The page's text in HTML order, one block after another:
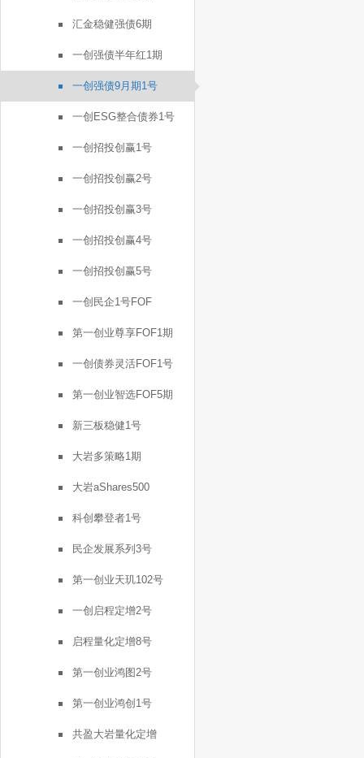
汇金稳健强债6期
一创强债半年红1期
一创强债9月期1号
一创ESG整合债券1号
一创招投创赢1号
一创招投创赢2号
一创招投创赢3号
一创招投创赢4号
一创招投创赢5号
一创民企1号FOF
第一创业尊享FOF1期
一创债券灵活FOF1号
第一创业智选FOF5期
新三板稳健1号
大岩多策略1期
大岩aShares500
科创攀登者1号
民企发展系列3号
第一创业天玑102号
一创启程定增2号
启程量化定增8号
第一创业鸿图2号
第一创业鸿创1号
共盈大岩量化定增